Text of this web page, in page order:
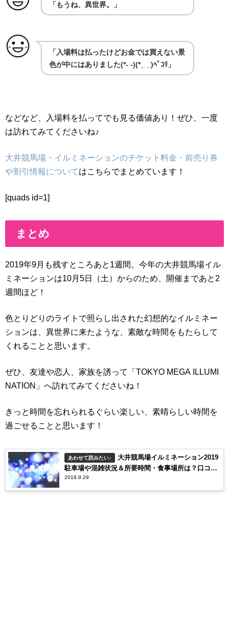
「もうね、異世界。」
「入場料は払ったけどお金では買えない景
色が中にはありました(*- -)(*_ _)ﾍﾟｺﾘ」
などなど、入場料を払ってでも見る価値あり！ぜひ、一度
は訪れてみてくださいね♪
大井競馬場・イルミネーションのチケット料金・前売り券
や割引情報についてはこちらでまとめています！
[quads id=1]
まとめ
2019年9月も残すところあと1週間。今年の大井競馬場イル
ミネーションは10月5日（土）からのため、開催まであと2
週間ほど！
色とりどりのライトで照らし出された幻想的なイルミネー
ションは、異世界に来たような、素敵な時間をもたらして
くれることと思います。
ぜひ、友達や恋人、家族を誘って「TOKYO MEGA ILLUMI
NATION」へ訪れてみてくださいね！
きっと時間を忘れられるぐらい楽しい、素晴らしい時間を
過ごせることと思います！
あわせて読みたい♪
大井競馬場イルミネーション2019
駐車場や混雑状況＆所要時間・食事場所は？口コミ
についても！
2019.9.29